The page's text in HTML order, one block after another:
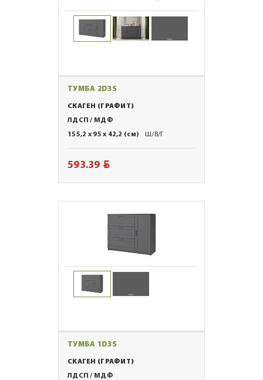
ТУМБА 2D3S
СКАГЕН (ГРАФИТ)
ЛДСП / МДФ
155,2 x 95 x 42,2 (см)
Ш/В/Г
593.39 BYN
ТУМБА 1D3S
СКАГЕН (ГРАФИТ)
ЛДСП / МДФ